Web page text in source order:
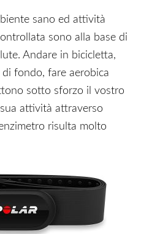
sano ed attività
sono alla base di
Andare in bicicletta,
fondo, fare aerobica
sotto sforzo il vostro
attività attraverso
risulta molto